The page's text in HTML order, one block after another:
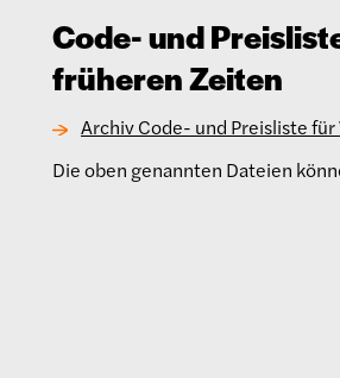
Code- und
früheren Zeiten
Archiv Code- und Preisliste
Die oben genannten Dateien